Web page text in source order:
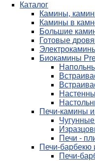
Каталог
Камины,
Камины в
Большие
Готовые
Биокамины
Печи-камины и
Печи -
Печи-барбекю
Печи-